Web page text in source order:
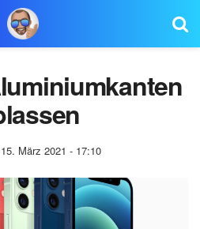
15. März 2021 - 17:10